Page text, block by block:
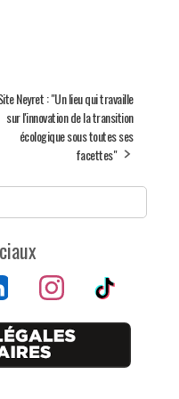
Neyret : "Un lieu qui travaille
sur l'innovation de la transition
écologique sous toutes ses
facettes"